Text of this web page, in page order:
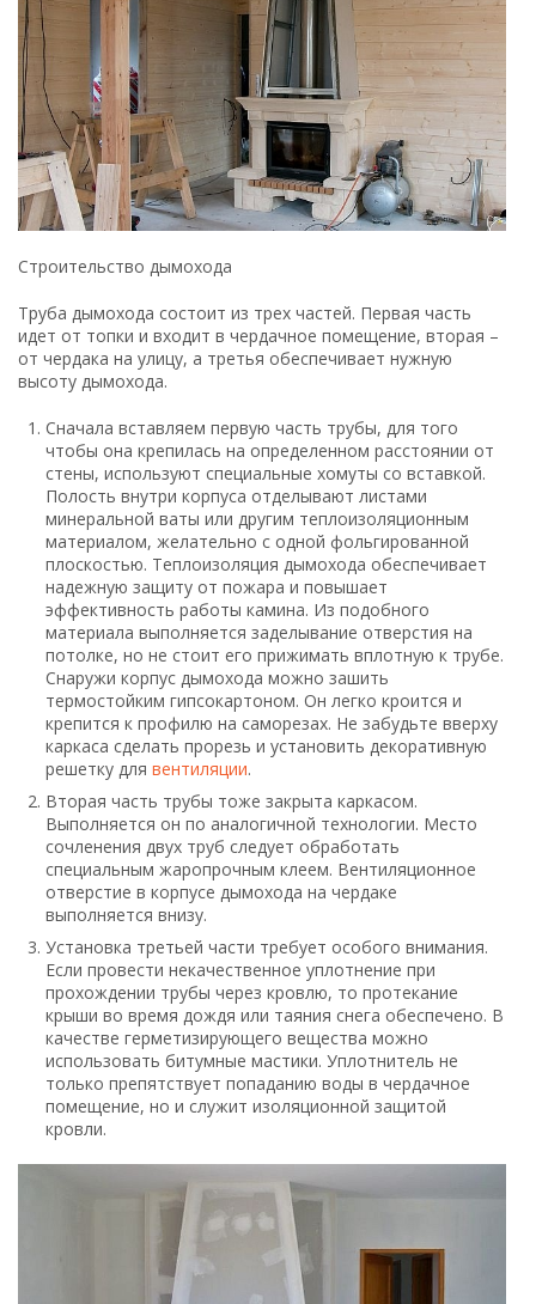
Сначала вставляем первую часть трубы, для того
чтобы она крепилась на определенном расстоянии от
стены, используют специальные хомуты со вставкой.
Полость внутри корпуса отделывают листами
минеральной ваты или другим теплоизоляционным
материалом, желательно с одной фольгированной
плоскостью. Теплоизоляция дымохода обеспечивает
надежную защиту от пожара и повышает
эффективность работы камина. Из подобного
материала выполняется заделывание отверстия на
потолке, но не стоит его прижимать вплотную к трубе.
Снаружи корпус дымохода можно зашить
термостойким гипсокартоном. Он легко кроится и
крепится к профилю на саморезах. Не забудьте вверху
каркаса сделать прорезь и установить декоративную
решетку для вентиляции.
Вторая часть трубы тоже закрыта каркасом.
сочленения двух труб следует обработать
специальным жаропрочным клеем. Вентиляционное
отверстие в корпусе дымохода на чердаке
выполняется внизу.
Установка третьей части требует особого внимания.
Если провести некачественное уплотнение при
прохождении трубы через кровлю, то протекание
крыши во время дождя или таяния снега обеспечено. В
качестве герметизирующего вещества можно
использовать битумные мастики. Уплотнитель не
только препятствует попаданию воды в чердачное
помещение, но и служит изоляционной защитой
кровли.
Остается провести финишную отделку
Последний этап работ
В техническом плане установка камина завершена.
Осталось только обеспечить внешнее визуальное
убранство возведенного корпуса. Произведенная отделка
может нести в себе определенный стиль, что часто